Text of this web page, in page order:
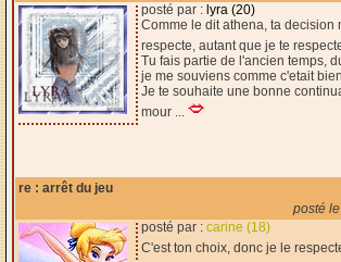
posté par : lyra (20)
Comme le dit athena, ta decision
respecte, autant que je te
Tu fais partie de l'ancien temps,
je me souviens comme c'etait bien.
Je te souhaite une bonne
mour ...
re : arrêt du jeu
posté
posté par : carine (18)
C'est ton choix, donc je le